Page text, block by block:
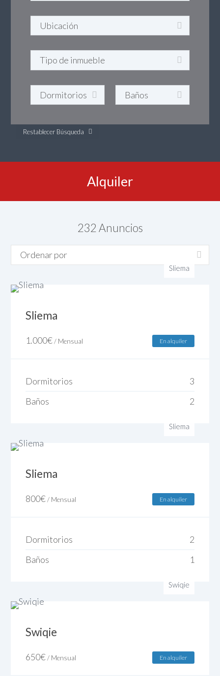
Restablecer Búsqueda
Alquiler
232 Anuncios
Sliema
Sliema
1.000€ / Mensual En alquiler
Dormitorios
3
Baños
2
Sliema
Sliema
800€ / Mensual En alquiler
Dormitorios
2
Baños
1
Swiqie
Swiqie
650€ / Mensual En alquiler